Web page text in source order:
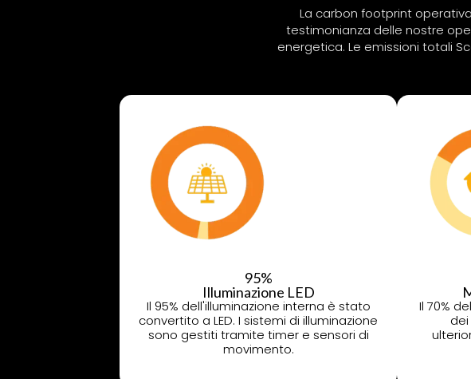
La carbon footprint
testimonianza delle nostre
energetica. Le emissioni totali
95%
Illuminazione LED
Il 95% dell'illuminazione interna è stato
convertito a LED. I sistemi di illuminazione
sono gestiti tramite timer e sensori di
movimento.
Il 70%